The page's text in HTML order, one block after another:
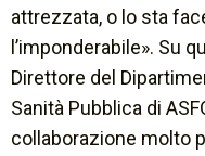
attrezzata, o lo sta
l’imponderabile». Su
Direttore del
Sanità Pubblica di
collaborazione molto